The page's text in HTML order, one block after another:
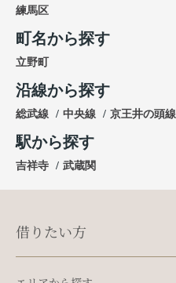
練馬区
町名から探す
立野町
沿線から探す
総武線 中央線 京王井の頭線
駅から探す
吉祥寺 武蔵関
借りたい方